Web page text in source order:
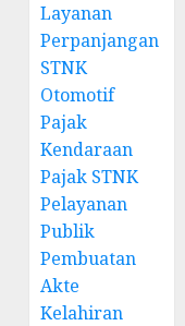
Layanan
Perpanjangan
STNK
Otomotif
Pajak
Kendaraan
Pajak STNK
Pelayanan
Publik
Pembuatan
Akte
Kelahiran